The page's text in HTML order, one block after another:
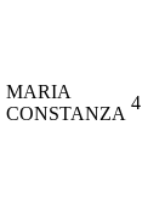
MARIA
CONSTANZA
4